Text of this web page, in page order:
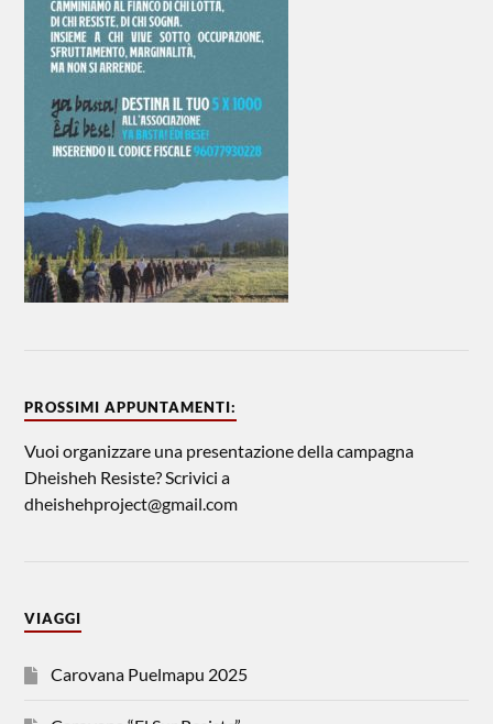
PROSSIMI APPUNTAMENTI:
Vuoi organizzare una presentazione della campagna
Dheisheh Resiste? Scrivici a
dheishehproject@gmail.com
VIAGGI
Carovana Puelmapu 2025